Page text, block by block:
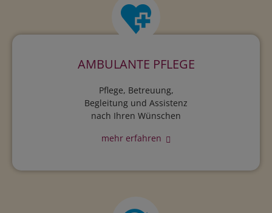
AMBULANTE PFLEGE
Pflege, Betreuung,
Begleitung und Assistenz
nach Ihren Wünschen
mehr erfahren